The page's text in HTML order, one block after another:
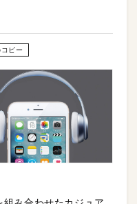
ピー